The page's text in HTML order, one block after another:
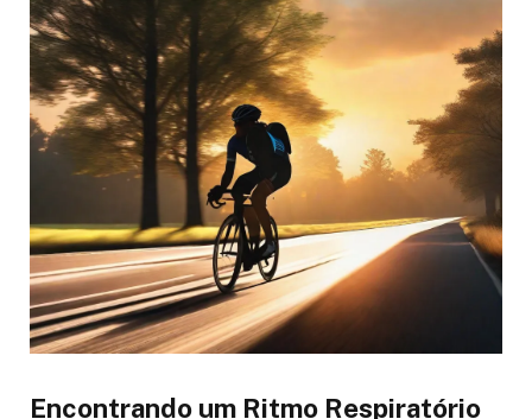
Exercícios de Alongamento Específicos para
Ciclistas